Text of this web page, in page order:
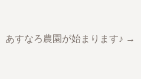
あすなろ農園が始まります♪ →